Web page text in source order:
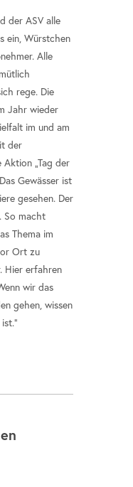
der ASV alle
ein, Würstchen
Alle
rege. Die
Jahr wieder
im und am
der
„Tag der
Gewässer ist
gesehen. Der
So macht
Thema im
Ort zu
Hier erfahren
wir das
gehen, wissen